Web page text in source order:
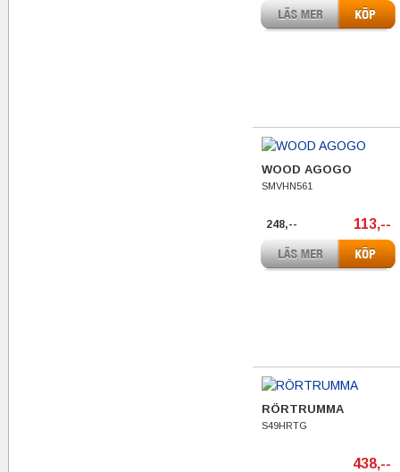
WOOD AGOGO
SMVHN561
113,--
248,--
RÖRTRUMMA
S49HRTG
438,--